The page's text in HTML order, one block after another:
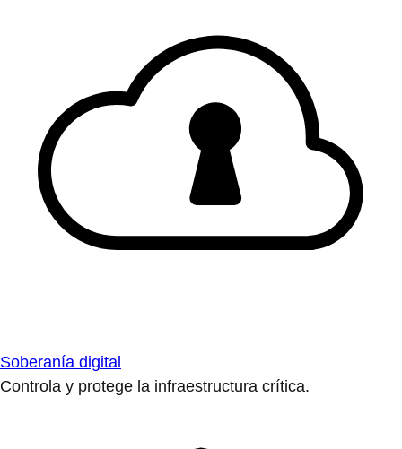
Soberanía digital
Controla y protege la infraestructura crítica.